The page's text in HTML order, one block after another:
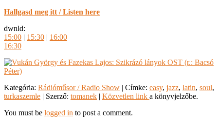
Hallgasd meg itt / Listen here
dwnld:
15:00 | 15:30 | 16:00
16:30
Kategória: Rádióműsor / Radio Show | Címke: easy, jazz, latin, soul,
turkaszemle | Szerző: tomanek | Közvetlen link a könyvjelzőbe.
You must be logged in to post a comment.